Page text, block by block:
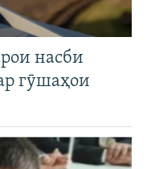
насби
гӯшаҳои